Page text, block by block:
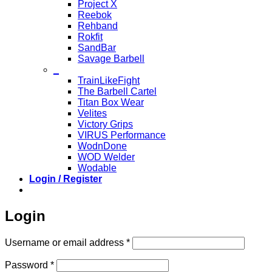
Project X
Reebok
Rehband
Rokfit
SandBar
Savage Barbell
TrainLikeFight
The Barbell Cartel
Titan Box Wear
Velites
Victory Grips
VIRUS Performance
WodnDone
WOD Welder
Wodable
Login / Register
Login
Username or email address *Required
Password *Required